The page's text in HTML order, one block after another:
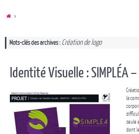
Mots-clés des archives : Création de logo
Identité Visuelle : SIMPLÉA –
la
seule
dont